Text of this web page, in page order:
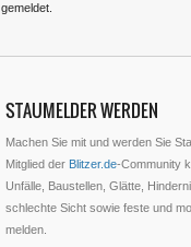
gemeldet.
STAUMELDER WERDEN
Machen Sie mit und werden Sie
Mitglied der Blitzer.de-Community
Unfälle, Baustellen, Glätte,
schlechte Sicht sowie feste und
melden.